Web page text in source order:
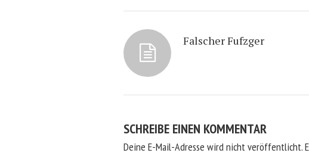
Falscher Fufzger
SCHREIBE EINEN KOMMENTAR
Deine E-Mail-Adresse wird nicht veröffentlicht.